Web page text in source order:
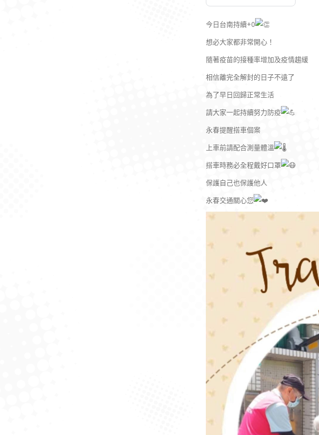
今日台南持續+0
想必大家都非常開心！
隨著疫苗的接種率增加及疫情趨緩
相信離完全解封的日子不遠了
為了早日回歸正常生活
請大家一起持續努力防疫
永春提醒搭車個案
上車前請配合測量體溫
搭車時務必全程戴好口罩
保護自己也保護他人
永春交通關心您